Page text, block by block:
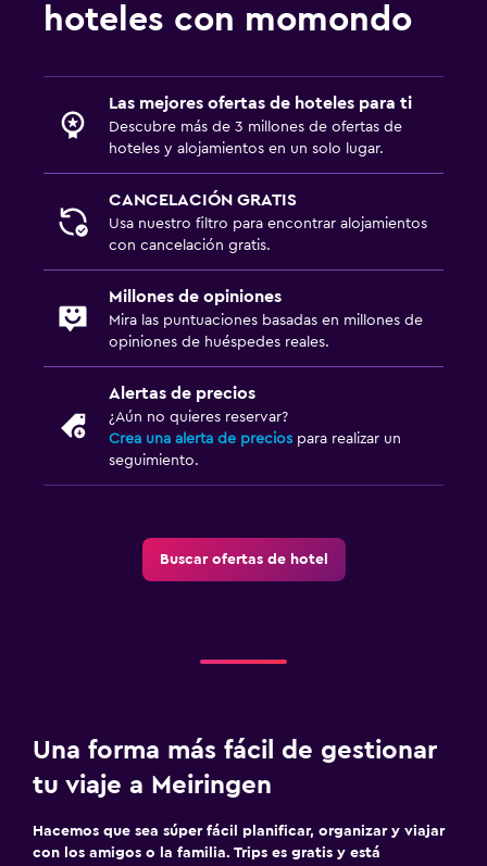
hoteles con momondo
Las mejores ofertas de hoteles para ti
Descubre más de 3 millones de ofertas de
hoteles y alojamientos en un solo lugar.
CANCELACIÓN GRATIS
Usa nuestro filtro para encontrar alojamientos
con cancelación gratis.
Millones de opiniones
Mira las puntuaciones basadas en millones de
opiniones de huéspedes reales.
Alertas de precios
¿Aún no quieres reservar?
Crea una alerta de precios para realizar un
seguimiento.
Buscar ofertas de hotel
Una forma más fácil de gestionar
tu viaje a Meiringen
Hacemos que sea súper fácil planificar, organizar y viajar
con los amigos o la familia. Trips es gratis y está